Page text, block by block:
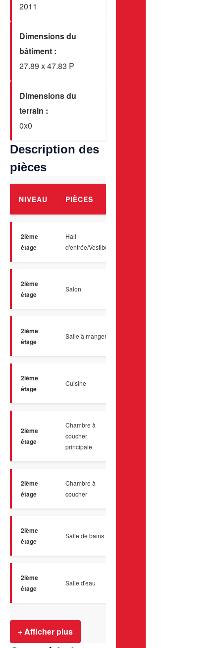
2011
Dimensions du
bâtiment :
27.89 x 47.83 P
Dimensions du
terrain :
0x0
Description des
pièces
NIVEAU PIÈCES
2ième
étage
Hall
d'entrée/Vestibule
2ième
étage
Salon
2ième
étage
Salle à manger
2ième
étage
Cuisine
2ième
étage
Chambre à
coucher
principale
2ième
étage
Chambre à
coucher
2ième
étage
Salle de bains
2ième
étage
Salle d'eau
+ Afficher plus